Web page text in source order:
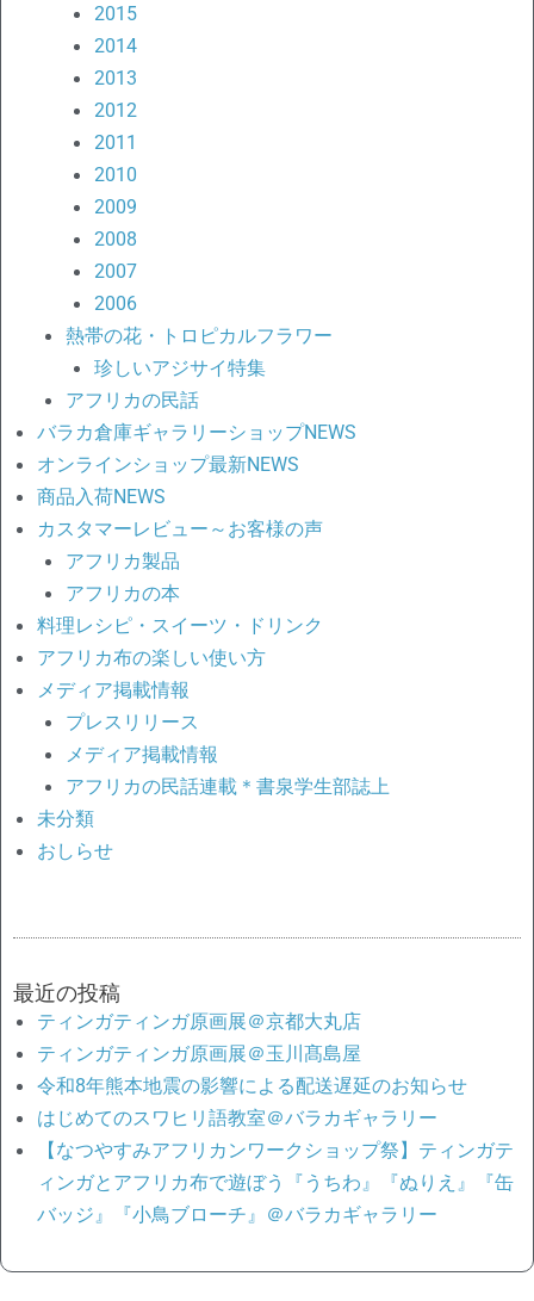
2015
2014
2013
2012
2011
2010
2009
2008
2007
2006
熱帯の花・トロピカルフラワー
珍しいアジサイ特集
アフリカの民話
バラカ倉庫ギャラリーショップNEWS
オンラインショップ最新NEWS
商品入荷NEWS
カスタマーレビュー～お客様の声
アフリカ製品
アフリカの本
料理レシピ・スイーツ・ドリンク
アフリカ布の楽しい使い方
メディア掲載情報
プレスリリース
メディア掲載情報
アフリカの民話連載＊書泉学生部誌上
未分類
おしらせ
最近の投稿
ティンガティンガ原画展＠京都大丸店
ティンガティンガ原画展＠玉川髙島屋
令和8年熊本地震の影響による配送遅延のお知らせ
はじめてのスワヒリ語教室＠バラカギャラリー
【なつやすみアフリカンワークショップ祭】ティンガテ
ィンガとアフリカ布で遊ぼう『うちわ』『ぬりえ』『缶
バッジ』『小鳥ブローチ』＠バラカギャラリー